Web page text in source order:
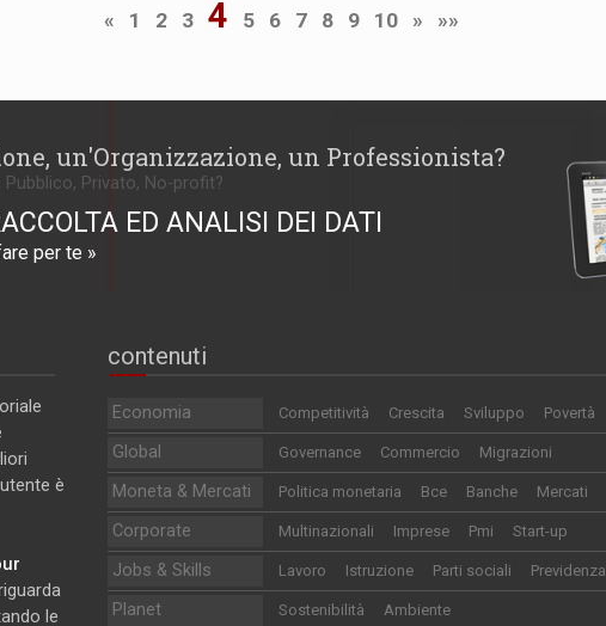
« 1 2 3 4 5 6 7 8 9 10 » »»
un'Organizzazione, un Professionista?
Privato, No-profit?
ED ANALISI DEI DATI
per te »
è
le
contenuti
Economia Competitività Crescita Sviluppo Povertà
Global Governance Commercio Migrazioni
Moneta & Mercati Politica monetaria Bce Banche Mercati
Corporate Multinazionali Imprese Pmi Start-up
Jobs & Skills Lavoro Istruzione Parti sociali Previdenza
Planet Sostenibilità Ambiente